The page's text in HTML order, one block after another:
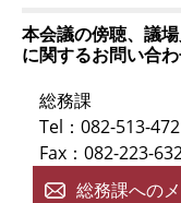
本会議の傍聴、議
に関するお問い合
総務課
Tel：082-513-
Fax：082-223-
総務課への